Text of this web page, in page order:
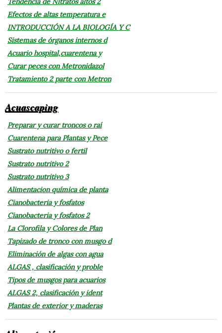
Efectos de altas temperatura e
INTRODUCCIÓN A LA BIOLOGÍA Y C
Sistemas de órganos internos d
Acuario hospital,cuarentena y
Curar peces con Metronidazol
Tratamiento 2 parte con Metron
Acuascaping
Preparar y curar troncos o raí
Cuarentena para Plantas y Pece
Sustrato nutritivo o fertil
Sustrato nutritivo 2
Sustrato nutritivo 3
Alimentacion química de planta
Cianobacteria y fosfatos
Cianobacteria y fosfatos 2
La Clorofila y Colores de Plan
Tapizado de tronco con musgo d
Eliminación de algas con agua
ALGAS , clasificación y proble
Tipos de musgos para acuarios
ALGAS 2, clasificación y ident
Plantas de exterior y maderas